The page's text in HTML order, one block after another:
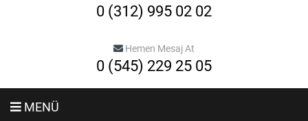
0 (312) 995 02 02
Hemen Mesaj At
0 (545) 229 25 05
MENÜ